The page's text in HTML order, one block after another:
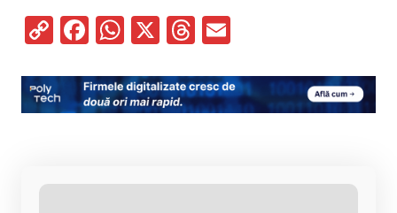
C
py
Li
F
ce
b
W
at
s
X
T
e
a
ail